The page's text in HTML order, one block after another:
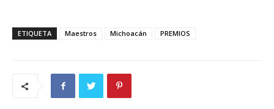
ETIQUETA Maestros Michoacán PREMIOS